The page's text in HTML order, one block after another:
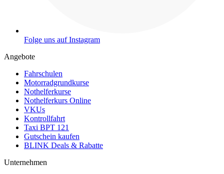
Folge uns auf Instagram
Angebote
Fahrschulen
Motorradgrundkurse
Nothelferkurse
Nothelferkurs Online
VKUs
Kontrollfahrt
Taxi BPT 121
Gutschein kaufen
BLINK Deals & Rabatte
Unternehmen